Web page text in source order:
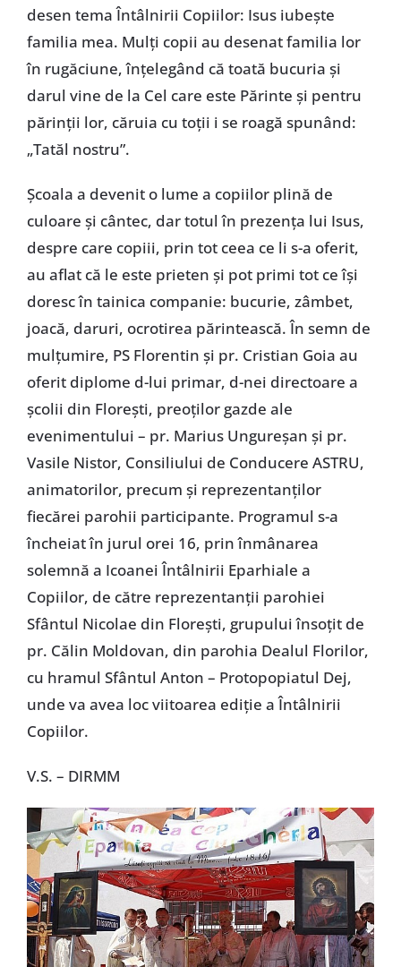
desen tema Întâlnirii Copiilor: Isus iubeşte
familia mea. Mulţi copii au desenat familia lor
în rugăciune, înţelegând că toată bucuria şi
darul vine de la Cel care este Părinte şi pentru
părinţii lor, căruia cu toţii i se roagă spunând:
„Tatăl nostru”.
Şcoala a devenit o lume a copiilor plină de
culoare şi cântec, dar totul în prezenţa lui Isus,
despre care copiii, prin tot ceea ce li s-a oferit,
au aflat că le este prieten şi pot primi tot ce îşi
doresc în tainica companie: bucurie, zâmbet,
joacă, daruri, ocrotirea părintească. În semn de
mulţumire, PS Florentin şi pr. Cristian Goia au
oferit diplome d-lui primar, d-nei directoare a
şcolii din Floreşti, preoţilor gazde ale
evenimentului – pr. Marius Ungureşan şi pr.
Vasile Nistor, Consiliului de Conducere ASTRU,
animatorilor, precum şi reprezentanţilor
fiecărei parohii participante. Programul s-a
încheiat în jurul orei 16, prin înmânarea
solemnă a Icoanei Întâlnirii Eparhiale a
Copiilor, de către reprezentanţii parohiei
Sfântul Nicolae din Floreşti, grupului însoţit de
pr. Călin Moldovan, din parohia Dealul Florilor,
cu hramul Sfântul Anton – Protopopiatul Dej,
unde va avea loc viitoarea ediţie a Întâlnirii
Copiilor.
V.S. – DIRMM